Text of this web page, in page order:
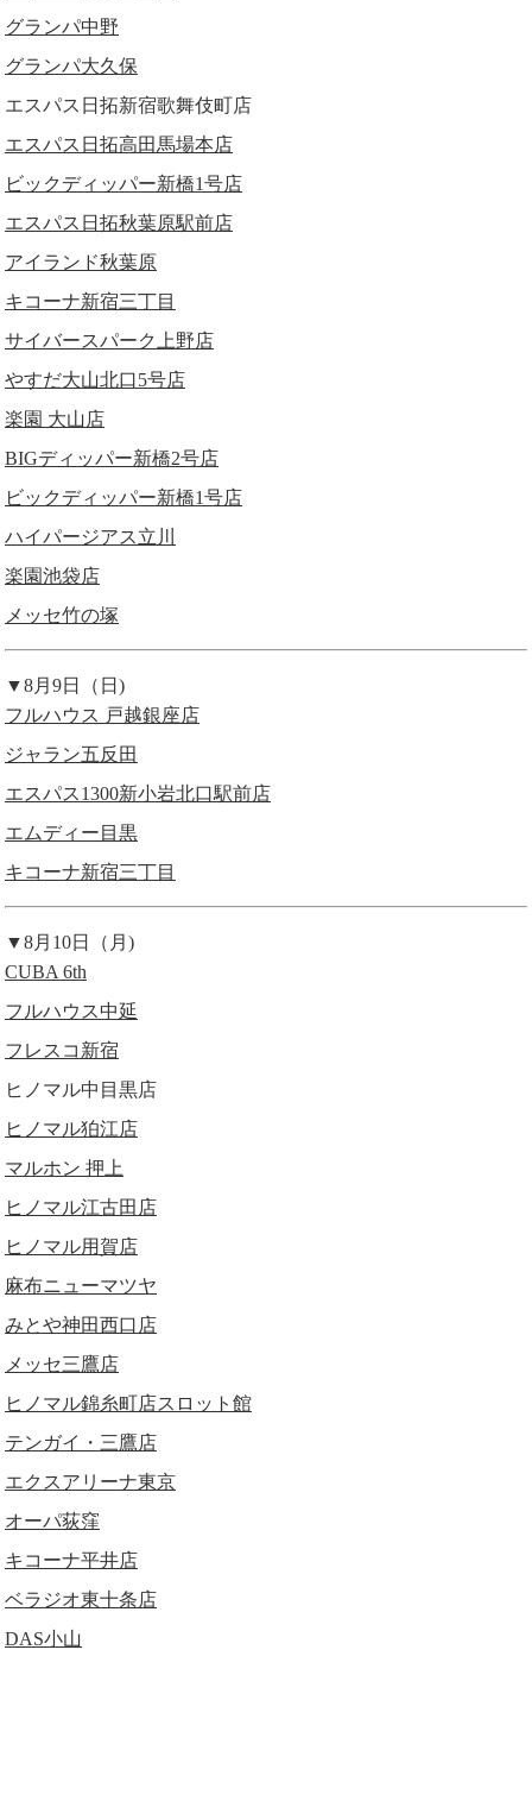
グランパ中野
グランパ大久保
エスパス日拓新宿歌舞伎町店
エスパス日拓高田馬場本店
ビックディッパー新橋1号店
エスパス日拓秋葉原駅前店
アイランド秋葉原
キコーナ新宿三丁目
サイバースパーク上野店
やすだ大山北口5号店
楽園 大山店
BIGディッパー新橋2号店
ビックディッパー新橋1号店
ハイパージアス立川
楽園池袋店
メッセ竹の塚
▼8月9日（日)
フルハウス 戸越銀座店
ジャラン五反田
エスパス1300新小岩北口駅前店
エムディー目黒
キコーナ新宿三丁目
▼8月10日（月)
CUBA 6th
フルハウス中延
フレスコ新宿
ヒノマル中目黒店
ヒノマル狛江店
マルホン 押上
ヒノマル江古田店
ヒノマル用賀店
麻布ニューマツヤ
みとや神田西口店
メッセ三鷹店
ヒノマル錦糸町店スロット館
テンガイ・三鷹店
エクスアリーナ東京
オーパ荻窪
キコーナ平井店
ベラジオ東十条店
DAS小山